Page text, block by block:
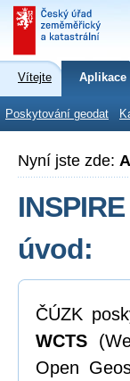
Vítejte Aplikace
Poskytování geodat
Nyní jste zde:
úvod:
ČÚZK
WCTS
Open